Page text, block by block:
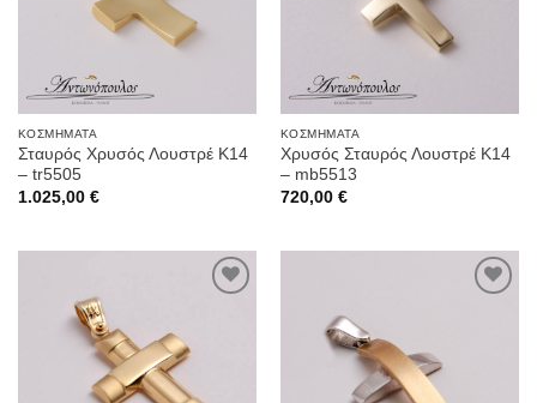
ΚΟΣΜΉΜΑΤΑ
Σταυρός Χρυσός Λουστρέ Κ14
– tr5505
1.025,00 €
ΚΟΣΜΉΜΑΤΑ
Χρυσός Σταυρός Λουστρέ Κ14
– mb5513
720,00 €
Wishlist